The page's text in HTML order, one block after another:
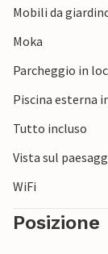
Mobili da
Moka
Parcheggio in
Piscina esterna
Tutto incluso
Vista sul
WiFi
Posizione